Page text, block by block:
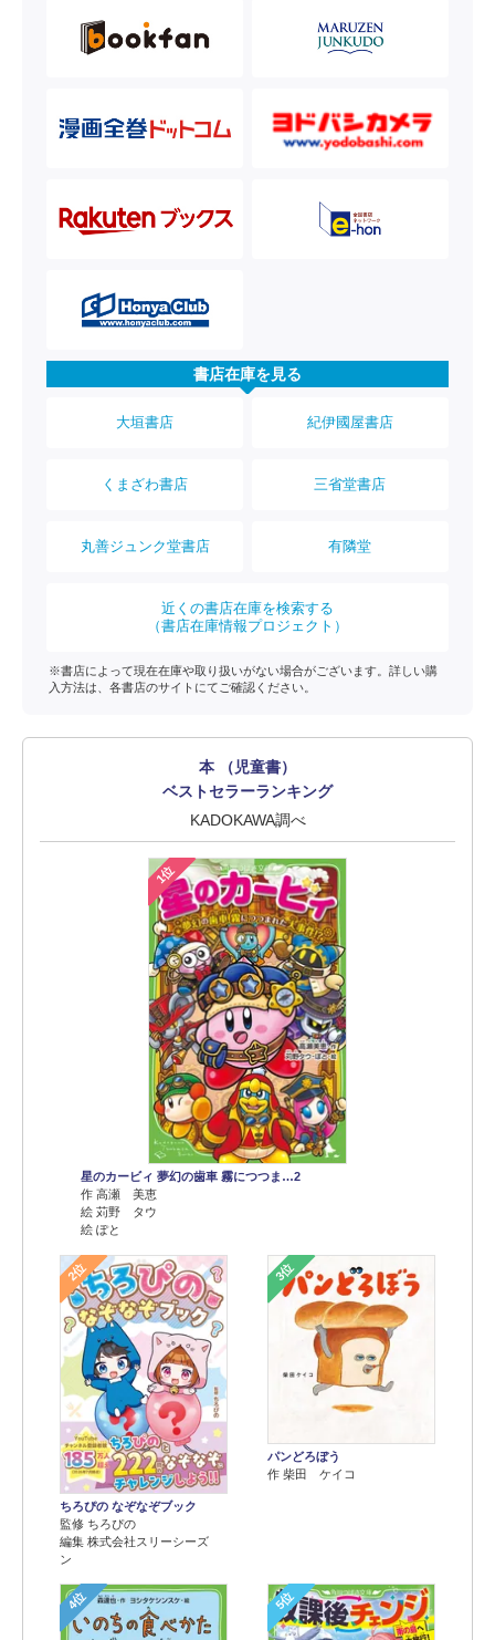
書店在庫を見る
大垣書店 紀伊國屋書店
くまざわ書店 三省堂書店
丸善ジュンク堂書店 有隣堂
近くの書店在庫を検索する
（書店在庫情報プロジェクト）
※書店によって現在在庫や取り扱いがない場合がございます。詳しい購
入方法は、各書店のサイトにてご確認ください。
本 （児童書）
ベストセラーランキング
KADOKAWA調べ
1位
星のカービィ 夢幻の歯車 霧につつま…2
作 高瀬 美恵
絵 苅野 タウ
絵 ぽと
2位
ちろぴの なぞなぞブック
監修 ちろぴの
編集 株式会社スリーシーズ
ン
3位
パンどろぼう
作 柴田 ケイコ
4位 5位